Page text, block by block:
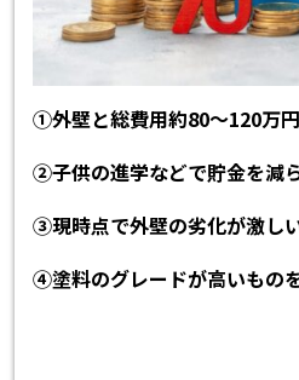
①外壁と総費用約80～120万
②子供の進学などで貯金を減
③現時点で外壁の劣化が激し
④塗料のグレードが高いもの